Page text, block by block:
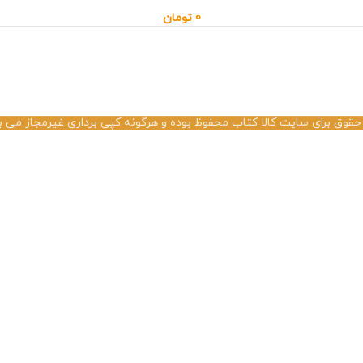
0 تومان
حقوق برای سایت کالا کتاب محفوظ بوده و هرگونه کپی برداری غیرمجاز می